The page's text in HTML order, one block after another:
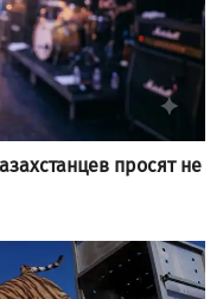
просят не